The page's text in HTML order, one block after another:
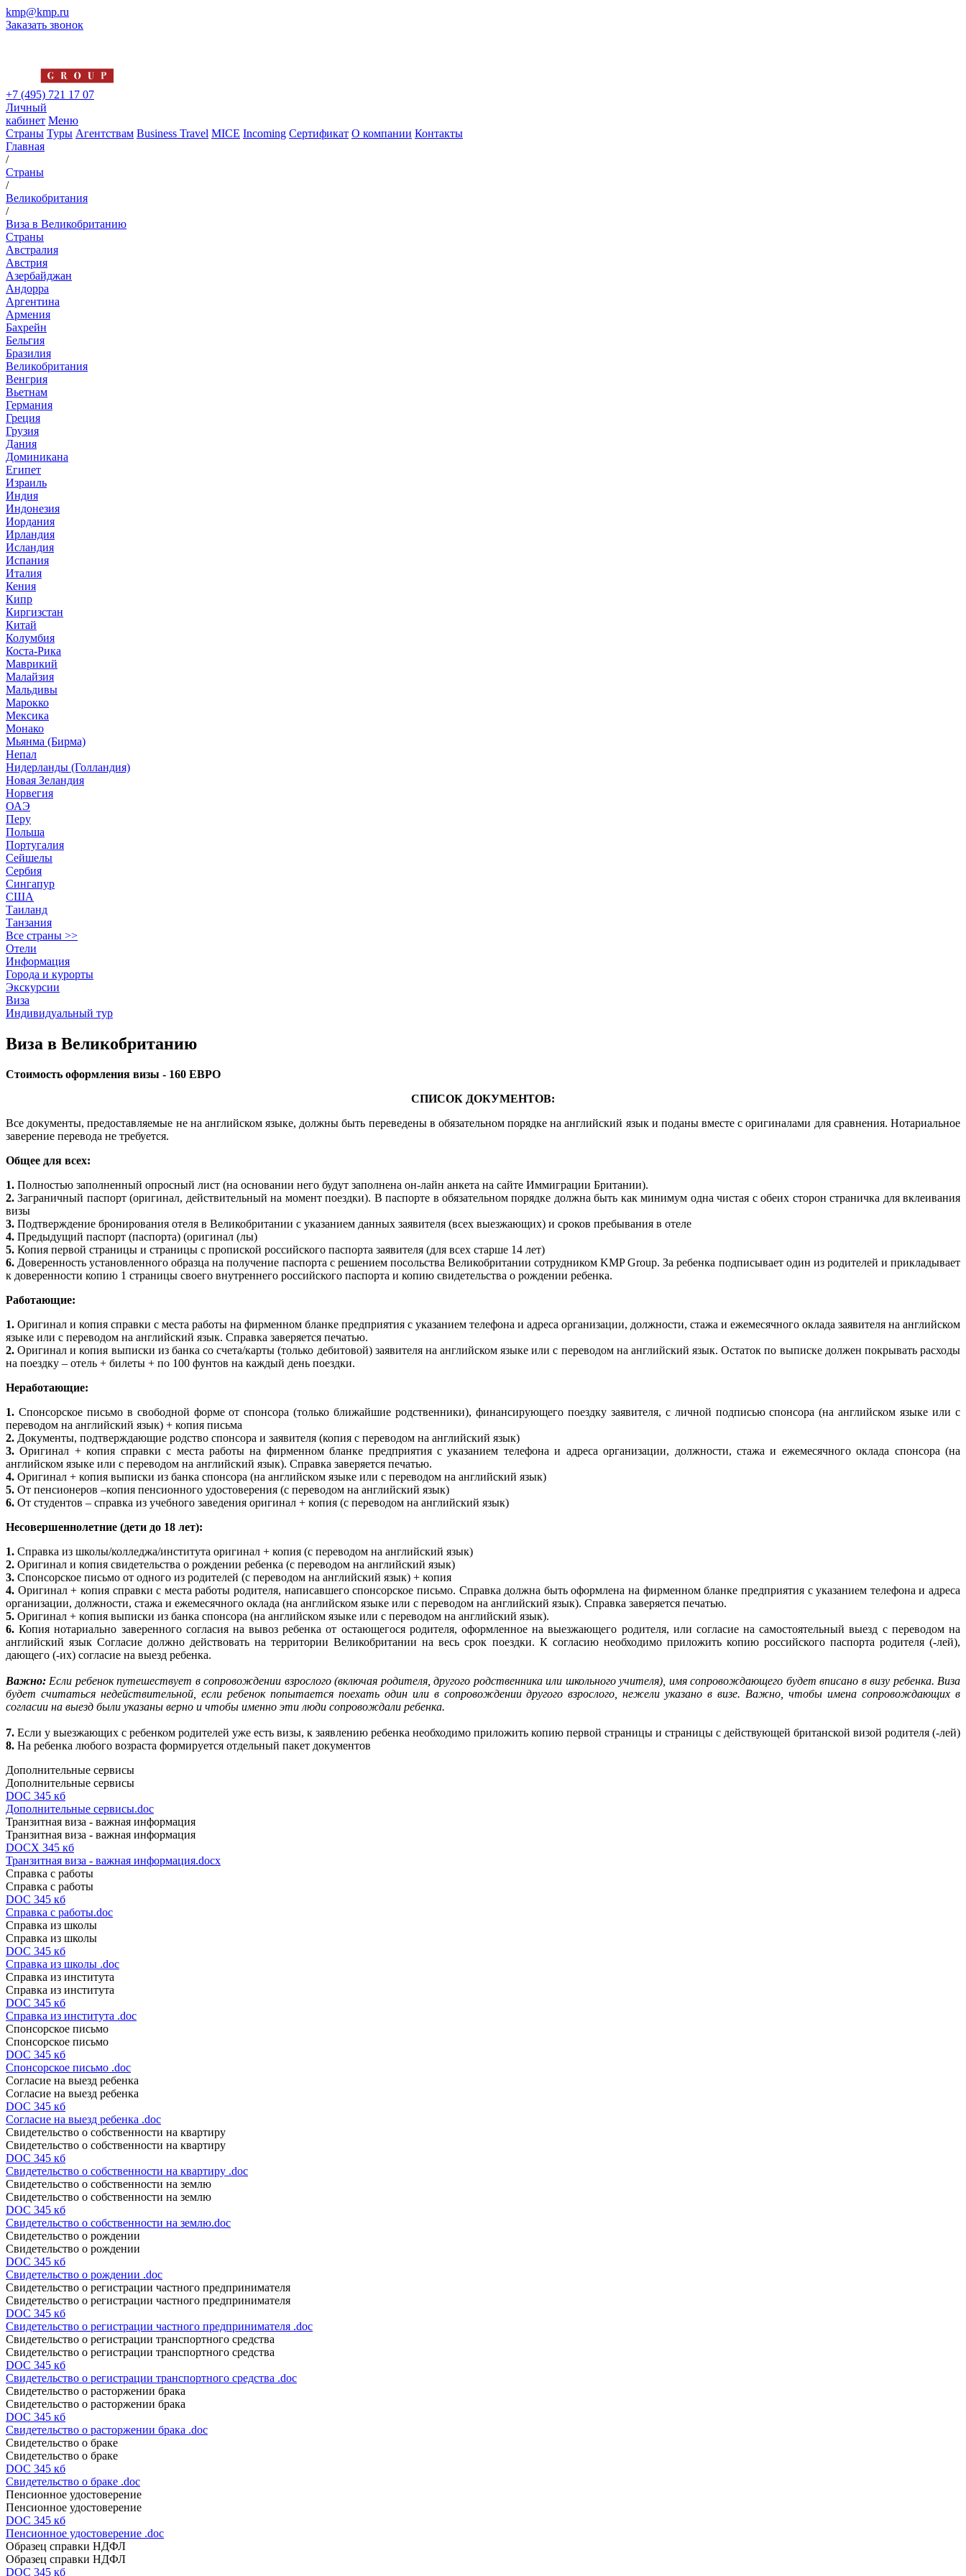
kmp@kmp.ru
Заказать звонок
+7 (495) 721 17 07
Личный
кабинет Меню
Страны Туры Агентствам Business Travel MICE Incoming Сертификат О компании Контакты
Главная
/
Страны
/
Великобритания
/
Виза в Великобританию
Страны
Австралия
Австрия
Азербайджан
Андорра
Аргентина
Армения
Бахрейн
Бельгия
Бразилия
Великобритания
Венгрия
Вьетнам
Германия
Греция
Грузия
Дания
Доминикана
Египет
Израиль
Индия
Индонезия
Иордания
Ирландия
Исландия
Испания
Италия
Кения
Кипр
Киргизстан
Китай
Колумбия
Коста-Рика
Маврикий
Малайзия
Мальдивы
Марокко
Мексика
Монако
Мьянма (Бирма)
Непал
Нидерланды (Голландия)
Новая Зеландия
Норвегия
ОАЭ
Перу
Польша
Португалия
Сейшелы
Сербия
Сингапур
США
Таиланд
Танзания
Все страны >>
Отели
Информация
Города и курорты
Экскурсии
Виза
Индивидуальный тур
Виза в Великобританию
Стоимость оформления визы - 160 ЕВРО
СПИСОК ДОКУМЕНТОВ:
Все документы, предоставляемые не на английском языке, должны быть переведены в обязательном порядке на английский язык и поданы вместе с оригиналами для сравнения. Нотариальное
заверение перевода не требуется.
Общее для всех:
1. Полностью заполненный опросный лист (на основании него будут заполнена он-лайн анкета на сайте Иммиграции Британии).
2. Заграничный паспорт (оригинал, действительный на момент поездки). В паспорте в обязательном порядке должна быть как минимум одна чистая с обеих сторон страничка для вклеивания
визы
3. Подтверждение бронирования отеля в Великобритании с указанием данных заявителя (всех выезжающих) и сроков пребывания в отеле
4. Предыдущий паспорт (паспорта) (оригинал (лы)
5. Копия первой страницы и страницы с пропиской российского паспорта заявителя (для всех старше 14 лет)
6. Доверенность установленного образца на получение паспорта с решением посольства Великобритании сотрудником KMP Group. За ребенка подписывает один из родителей и прикладывает
к доверенности копию 1 страницы своего внутреннего российского паспорта и копию свидетельства о рождении ребенка.
Работающие:
1. Оригинал и копия справки с места работы на фирменном бланке предприятия с указанием телефона и адреса организации, должности, стажа и ежемесячного оклада заявителя на английском
языке или с переводом на английский язык. Справка заверяется печатью.
2. Оригинал и копия выписки из банка со счета/карты (только дебитовой) заявителя на английском языке или с переводом на английский язык. Остаток по выписке должен покрывать расходы
на поездку – отель + билеты + по 100 фунтов на каждый день поездки.
Неработающие:
1. Спонсорское письмо в свободной форме от спонсора (только ближайшие родственники), финансирующего поездку заявителя, с личной подписью спонсора (на английском языке или с
переводом на английский язык) + копия письма
2. Документы, подтверждающие родство спонсора и заявителя (копия с переводом на английский язык)
3. Оригинал + копия справки с места работы на фирменном бланке предприятия с указанием телефона и адреса организации, должности, стажа и ежемесячного оклада спонсора (на
английском языке или с переводом на английский язык). Справка заверяется печатью.
4. Оригинал + копия выписки из банка спонсора (на английском языке или с переводом на английский язык)
5. От пенсионеров –копия пенсионного удостоверения (с переводом на английский язык)
6. От студентов – справка из учебного заведения оригинал + копия (с переводом на английский язык)
Несовершеннолетние (дети до 18 лет):
1. Справка из школы/колледжа/института оригинал + копия (с переводом на английский язык)
2. Оригинал и копия свидетельства о рождении ребенка (с переводом на английский язык)
3. Спонсорское письмо от одного из родителей (с переводом на английский язык) + копия
4. Оригинал + копия справки с места работы родителя, написавшего спонсорское письмо. Справка должна быть оформлена на фирменном бланке предприятия с указанием телефона и адреса
организации, должности, стажа и ежемесячного оклада (на английском языке или с переводом на английский язык). Справка заверяется печатью.
5. Оригинал + копия выписки из банка спонсора (на английском языке или с переводом на английский язык).
6. Копия нотариально заверенного согласия на вывоз ребенка от остающегося родителя, оформленное на выезжающего родителя, или согласие на самостоятельный выезд с переводом на
английский язык Согласие должно действовать на территории Великобритании на весь срок поездки. К согласию необходимо приложить копию российского паспорта родителя (-лей),
дающего (-их) согласие на выезд ребенка.
Важно: Если ребенок путешествует в сопровождении взрослого (включая родителя, другого родственника или школьного учителя), имя сопровождающего будет вписано в визу ребенка. Виза
будет считаться недействительной, если ребенок попытается поехать один или в сопровождении другого взрослого, нежели указано в визе. Важно, чтобы имена сопровождающих в
согласии на выезд были указаны верно и чтобы именно эти люди сопровождали ребенка.
7. Если у выезжающих с ребенком родителей уже есть визы, к заявлению ребенка необходимо приложить копию первой страницы и страницы с действующей британской визой родителя (-лей)
8. На ребенка любого возраста формируется отдельный пакет документов
Дополнительные сервисы
Дополнительные сервисы
DOC 345 кб
Дополнительные сервисы.doc
Транзитная виза - важная информация
Транзитная виза - важная информация
DOCX 345 кб
Транзитная виза - важная информация.docx
Справка с работы
Справка с работы
DOC 345 кб
Справка с работы.doc
Справка из школы
Справка из школы
DOC 345 кб
Справка из школы .doc
Справка из института
Справка из института
DOC 345 кб
Справка из института .doc
Спонсорское письмо
Спонсорское письмо
DOC 345 кб
Спонсорское письмо .doc
Согласие на выезд ребенка
Согласие на выезд ребенка
DOC 345 кб
Согласие на выезд ребенка .doc
Свидетельство о собственности на квартиру
Свидетельство о собственности на квартиру
DOC 345 кб
Свидетельство о собственности на квартиру .doc
Свидетельство о собственности на землю
Свидетельство о собственности на землю
DOC 345 кб
Свидетельство о собственности на землю.doc
Свидетельство о рождении
Свидетельство о рождении
DOC 345 кб
Свидетельство о рождении .doc
Свидетельство о регистрации частного предпринимателя
Свидетельство о регистрации частного предпринимателя
DOC 345 кб
Свидетельство о регистрации частного предпринимателя .doc
Свидетельство о регистрации транспортного средства
Свидетельство о регистрации транспортного средства
DOC 345 кб
Свидетельство о регистрации транспортного средства .doc
Свидетельство о расторжении брака
Свидетельство о расторжении брака
DOC 345 кб
Свидетельство о расторжении брака .doc
Свидетельство о браке
Свидетельство о браке
DOC 345 кб
Свидетельство о браке .doc
Пенсионное удостоверение
Пенсионное удостоверение
DOC 345 кб
Пенсионное удостоверение .doc
Образец справки НДФЛ
Образец справки НДФЛ
DOC 345 кб